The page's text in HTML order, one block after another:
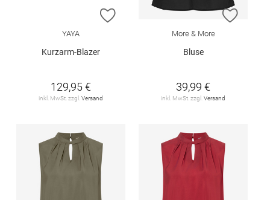
ZUR WUNSCHLISTE HINZUFÜGEN
YAYA
Kurzarm-Blazer
129,95 €
inkl. MwSt. zzgl. Versand
ZUR
More & More
Bluse
39,99 €
inkl. MwSt. zzgl. Versand